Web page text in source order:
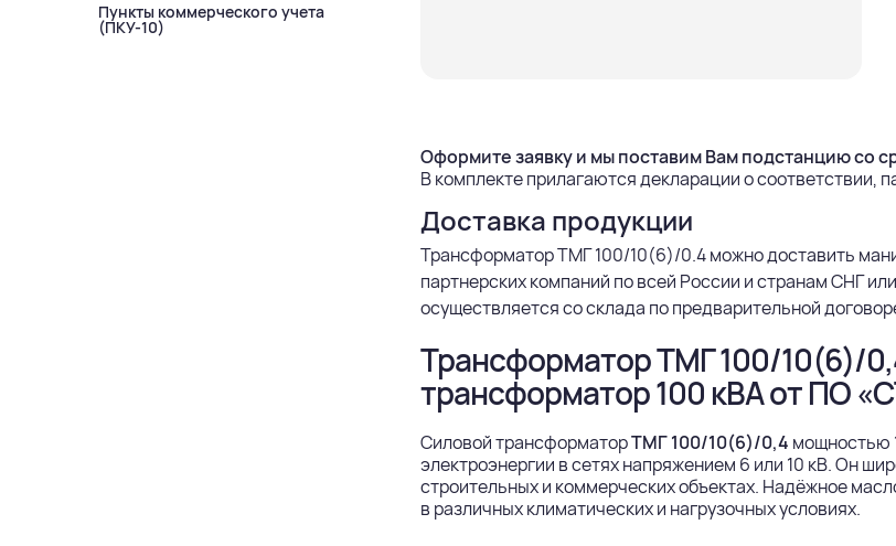
Пункты коммерческого учета
(ПКУ-10)
Оформите заявку и мы поставим Вам подстанцию со
В комплекте прилагаются декларации о соответствии,
Доставка продукции
Трансформатор ТМГ 100/10(6)/0.4 можно доставить
партнерских компаний по всей России и странам СНГ
осуществляется со склада по предварительной
Трансформатор ТМГ 100/10(6)/
трансформатор 100 кВА от ПО
Силовой трансформаторТМГ 100/10(6)/0,4 мощностью
электроэнергии в сетях напряжением 6 или 10 кВ. Он
строительных и коммерческих объектах. Надёжное
в различных климатических и нагрузочных условиях.